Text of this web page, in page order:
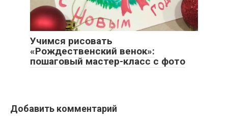
Учимся рисовать
«Рождественский венок»:
пошаговый мастер-класс с фото
Добавить комментарий